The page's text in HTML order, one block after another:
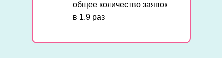
общее количество заявок
в 1.9 раз